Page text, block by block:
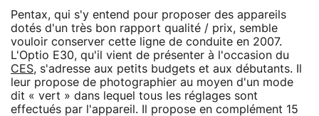
Pentax, qui s'y entend pour proposer des appareils
dotés d'un très bon rapport qualité / prix, semble
vouloir conserver cette ligne de conduite en 2007.
L'Optio E30, qu'il vient de présenter à l'occasion du
CES, s'adresse aux petits budgets et aux débutants. Il
leur propose de photographier au moyen d'un mode
dit « vert » dans lequel tous les réglages sont
effectués par l'appareil. Il propose en complément 15